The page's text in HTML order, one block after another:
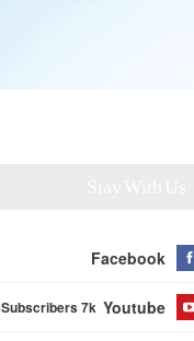
Facebook
Youtube
Subscribers 7k+